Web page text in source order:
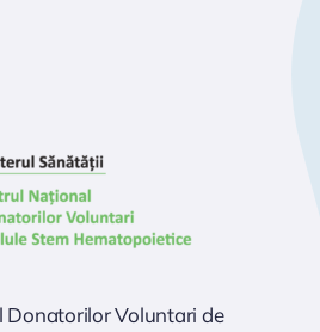
Donatorilor Voluntari de